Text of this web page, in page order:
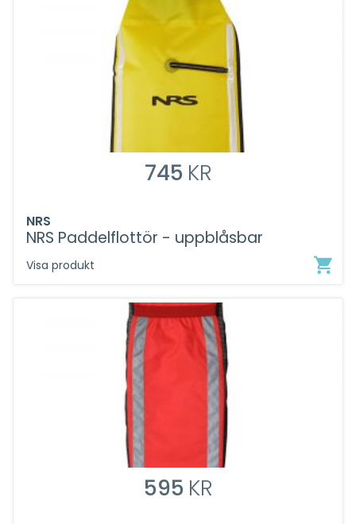
745 KR
NRS
NRS Paddelflottör - uppblåsbar
Visa produkt
595 KR